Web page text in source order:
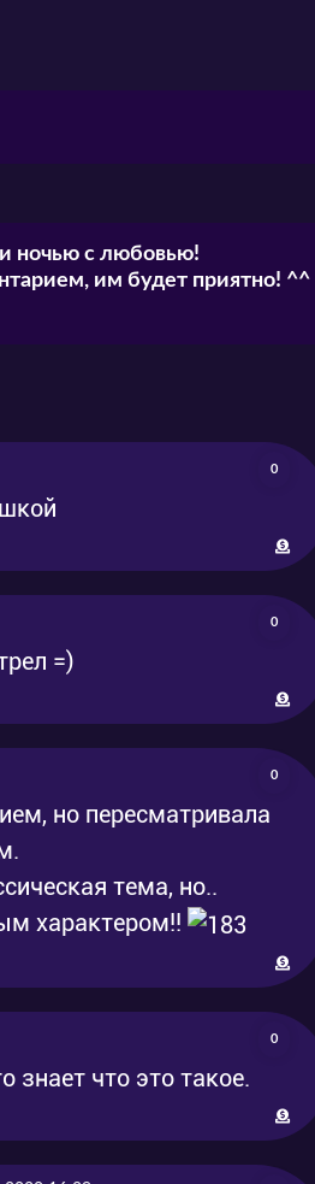
мнением в комментариях.
ночью с любовью!
им будет приятно! ^^
0
0
=)
0
но пересматривала
тема, но..
характером!!
0
знает что это такое.